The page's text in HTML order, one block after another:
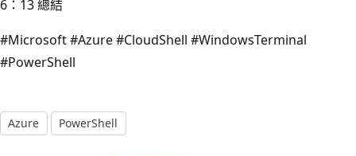
6：13 總結
#Microsoft #Azure #CloudShell #WindowsTerminal
#PowerShell
Azure PowerShell